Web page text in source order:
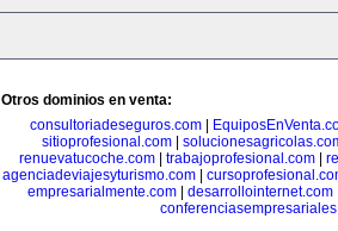
Otros dominios en venta:
consultoriadeseguros.com|
sitioprofesional.com
renuevatucoche.com
trabajoprofesional.com
agenciadeviajesyturismo.com
empresarialmente.com
desarrollointernet.com